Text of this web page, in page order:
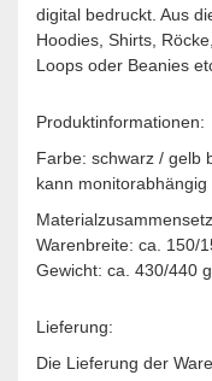
digital bedruckt. Aus
Hoodies, Shirts,
Loops oder Beanies
Produktinformationen:
Farbe: schwarz / gelb
kann
Warenbreite: ca. 150/
Gewicht: ca. 430/440
Lieferung:
Die Lieferung der